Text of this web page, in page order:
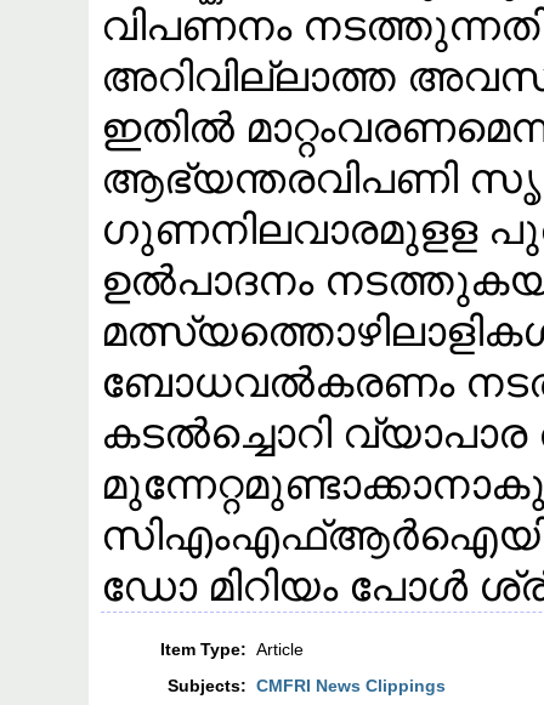
വിപണനം
അറിവില്ലാത്ത
ഇതിൽ
ആഭ്യന്തരവിപണി
ഗുണനിലവാരമുളള
ഉൽപാദനം
ബോധവൽകരണം
കടൽച്ചൊറി
സിഎംഎഫ്ആർഐയിൽ
ഡോ മിറിയം പോൾ
Item Type: Article
Subjects: CMFRI News Clippings